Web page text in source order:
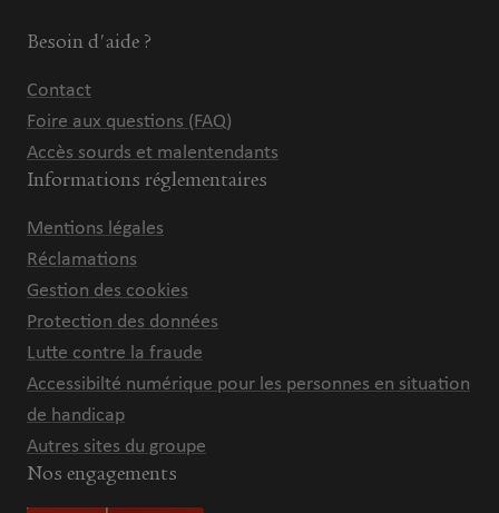
Besoin d'aide ?
Contact
Foire aux questions (FAQ)
Accès sourds et malentendants
Informations réglementaires
Mentions légales
Réclamations
Gestion des cookies
Protection des données
Lutte contre la fraude
Accessibilté numérique pour les personnes en situation
de handicap
Autres sites du groupe
Nos engagements